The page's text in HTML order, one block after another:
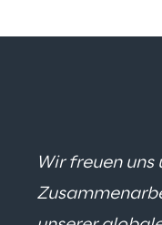
Wir freuen uns